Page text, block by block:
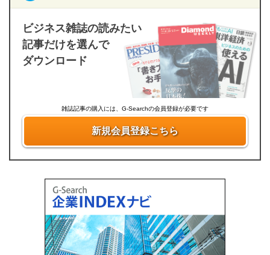
ビジネス雑誌の読みたい
記事だけを選んで
ダウンロード
雑誌記事の購入には、G-Searchの会員登録が必要です
新規会員登録こちら